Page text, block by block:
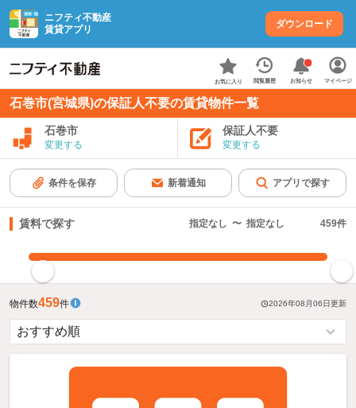
ニフティ不動産
賃貸アプリ
ダウンロード
お気に入り 閲覧履歴 お知らせ マイページ
石巻市(宮城県)の保証人不要の賃貸物件一覧
石巻市
変更する
保証人不要
変更する
条件を保存 新着通知 アプリで探す
賃料で探す 指定なし 〜 指定なし 459件
物件数459件 2026年08月06日更新